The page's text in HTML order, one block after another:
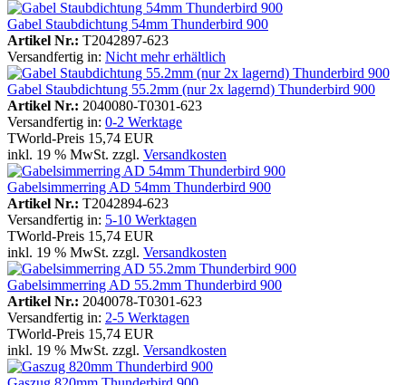
Gabel Staubdichtung 54mm Thunderbird 900
Artikel Nr.: T2042897-623
Versandfertig in: Nicht mehr erhältlich
Gabel Staubdichtung 55.2mm (nur 2x lagernd) Thunderbird 900
Artikel Nr.: 2040080-T0301-623
Versandfertig in: 0-2 Werktage
TWorld-Preis 15,74 EUR
inkl. 19 % MwSt. zzgl. Versandkosten
Gabelsimmerring AD 54mm Thunderbird 900
Artikel Nr.: T2042894-623
Versandfertig in: 5-10 Werktagen
TWorld-Preis 15,74 EUR
inkl. 19 % MwSt. zzgl. Versandkosten
Gabelsimmerring AD 55.2mm Thunderbird 900
Artikel Nr.: 2040078-T0301-623
Versandfertig in: 2-5 Werktagen
TWorld-Preis 15,74 EUR
inkl. 19 % MwSt. zzgl. Versandkosten